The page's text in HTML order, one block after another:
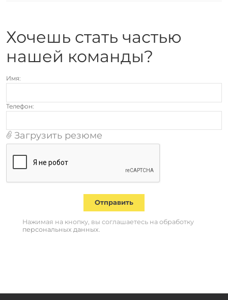
Хочешь стать частью
нашей команды?
Имя:
Телефон:
Загрузить резюме
Отправить
Нажимая на кнопку, вы соглашаетесь на обработку
персональных данных